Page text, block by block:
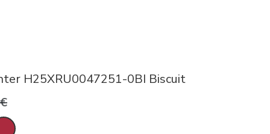
H25XRU0047251-0BI Biscuit